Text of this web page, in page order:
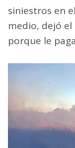
siniestros en
medio, dejó
porque le